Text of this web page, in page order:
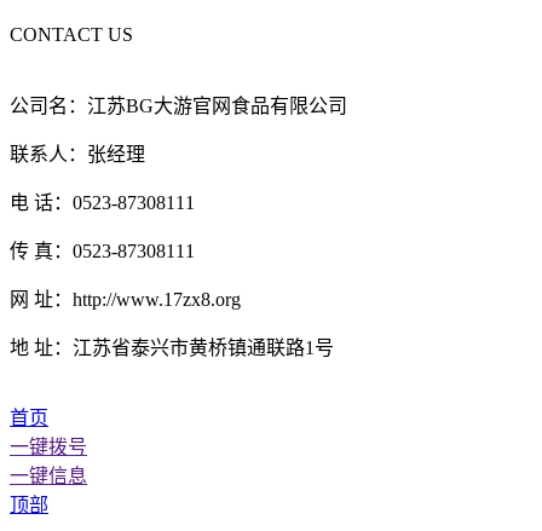
CONTACT US
公司名：江苏BG大游官网食品有限公司
联系人：张经理
电 话：0523-87308111
传 真：0523-87308111
网 址：http://www.17zx8.org
地 址：江苏省泰兴市黄桥镇通联路1号
首页
一键拨号
一键信息
顶部